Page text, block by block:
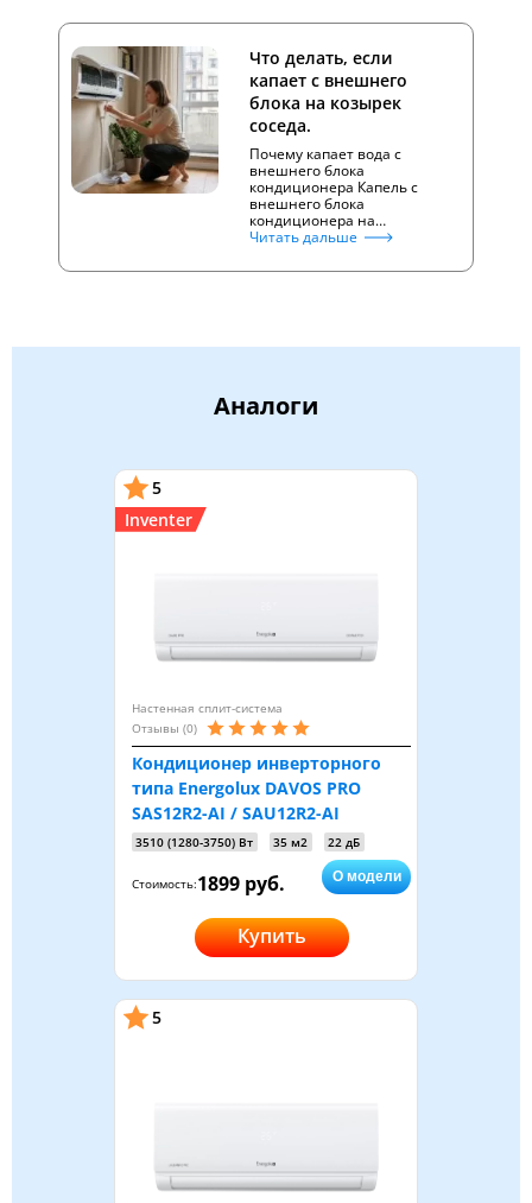
Что делать, если
капает с внешнего
блока на козырек
соседа.
Почему капает вода с
внешнего блока
кондиционера Капель с
внешнего блока
кондиционера на…
Читать дальше
Аналоги
5
Inventer
Настенная сплит-система
Отзывы (0)
Кондиционер инверторного
типа Energolux DAVOS PRO
SAS12R2-AI / SAU12R2-AI
3510 (1280-3750) Вт 35 м2 22 дБ
Стоимость:1899 руб. О модели
Купить
5